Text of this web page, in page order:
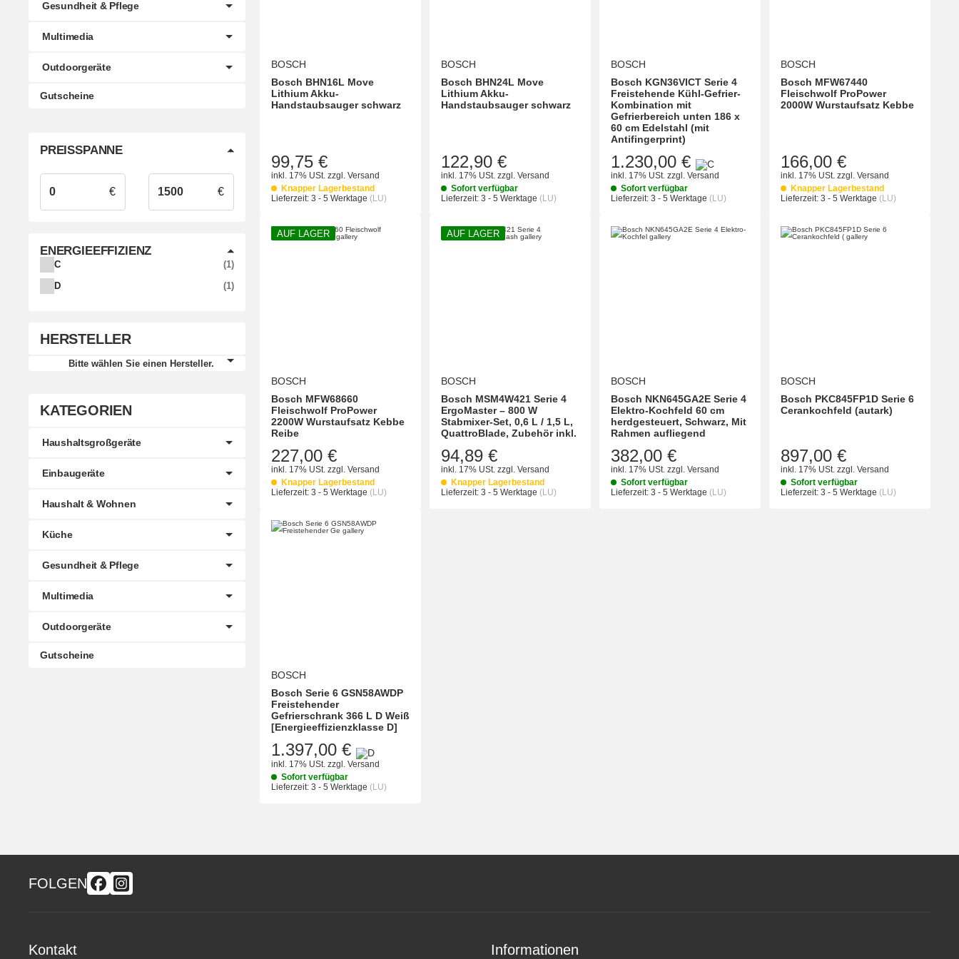
BOSCH
Bosch BHN16L Move
Lithium Akku-
Handstaubsauger schwarz
99,75 €
inkl. 17% USt. zzgl. Versand
Knapper Lagerbestand
Lieferzeit: 3 - 5 Werktage (LU)
BOSCH
Bosch BHN24L Move
Lithium Akku-
Handstaubsauger schwarz
122,90 €
inkl. 17% USt. zzgl. Versand
Sofort verfügbar
Lieferzeit: 3 - 5 Werktage (LU)
BOSCH
Bosch KGN36VICT Serie 4
Freistehende Kühl-Gefrier-
Kombination mit
Gefrierbereich unten 186 x
60 cm Edelstahl (mit
Antifingerprint)
1.230,00 €
inkl. 17% USt. zzgl. Versand
Sofort verfügbar
Lieferzeit: 3 - 5 Werktage (LU)
BOSCH
Bosch MFW67440
Fleischwolf ProPower
2000W Wurstaufsatz Kebbe
166,00 €
inkl. 17% USt. zzgl. Versand
Knapper Lagerbestand
Lieferzeit: 3 - 5 Werktage (LU)
AUF LAGER
BOSCH
Bosch MFW68660
Fleischwolf ProPower
2200W Wurstaufsatz Kebbe
Reibe
227,00 €
inkl. 17% USt. zzgl. Versand
Knapper Lagerbestand
Lieferzeit: 3 - 5 Werktage (LU)
AUF LAGER
BOSCH
Bosch MSM4W421 Serie 4
ErgoMaster – 800 W
Stabmixer-Set, 0,6 L / 1,5 L,
QuattroBlade, Zubehör inkl.
94,89 €
inkl. 17% USt. zzgl. Versand
Knapper Lagerbestand
Lieferzeit: 3 - 5 Werktage (LU)
BOSCH
Bosch NKN645GA2E Serie 4
Elektro-Kochfeld 60 cm
herdgesteuert, Schwarz, Mit
Rahmen aufliegend
382,00 €
inkl. 17% USt. zzgl. Versand
Sofort verfügbar
Lieferzeit: 3 - 5 Werktage (LU)
BOSCH
Bosch PKC845FP1D Serie 6
Cerankochfeld (autark)
897,00 €
inkl. 17% USt. zzgl. Versand
Sofort verfügbar
Lieferzeit: 3 - 5 Werktage (LU)
BOSCH
Bosch Serie 6 GSN58AWDP
Freistehender
Gefrierschrank 366 L D Weiß
[Energieeffizienzklasse D]
1.397,00 €
inkl. 17% USt. zzgl. Versand
Sofort verfügbar
Lieferzeit: 3 - 5 Werktage (LU)
Gesundheit & Pflege
Multimedia
Outdoorgeräte
Gutscheine
PREISSPANNE
€ €
ENERGIEEFFIZIENZ
C 1
ARTIKEL GEFUNDEN
D 1
ARTIKEL GEFUNDEN
HERSTELLER
Bitte wählen Sie einen Hersteller.
KATEGORIEN
Haushaltsgroßgeräte
Einbaugeräte
Haushalt & Wohnen
Küche
Gesundheit & Pflege
Multimedia
Outdoorgeräte
Gutscheine
FOLGEN
Kontakt Informationen